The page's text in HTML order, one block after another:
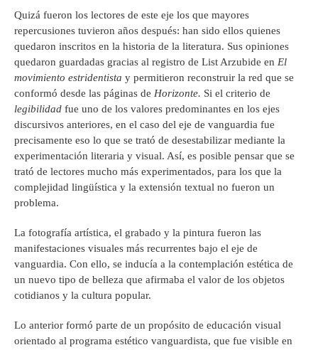
Quizá fueron los lectores de este eje los que mayores
repercusiones tuvieron años después: han sido ellos quienes
quedaron inscritos en la historia de la literatura. Sus opiniones
quedaron guardadas gracias al registro de List Arzubide en El
movimiento estridentista y permitieron reconstruir la red que se
conformó desde las páginas de Horizonte. Si el criterio de
legibilidad fue uno de los valores predominantes en los ejes
discursivos anteriores, en el caso del eje de vanguardia fue
precisamente eso lo que se trató de desestabilizar mediante la
experimentación literaria y visual. Así, es posible pensar que se
trató de lectores mucho más experimentados, para los que la
complejidad lingüística y la extensión textual no fueron un
problema.
La fotografía artística, el grabado y la pintura fueron las
manifestaciones visuales más recurrentes bajo el eje de
vanguardia. Con ello, se inducía a la contemplación estética de
un nuevo tipo de belleza que afirmaba el valor de los objetos
cotidianos y la cultura popular.
Lo anterior formó parte de un propósito de educación visual
orientado al programa estético vanguardista, que fue visible en